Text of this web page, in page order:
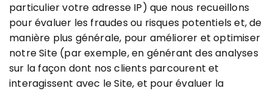
particulier votre adresse IP) que nous recueillons
pour évaluer les fraudes ou risques potentiels et, de
manière plus générale, pour améliorer et optimiser
notre Site (par exemple, en générant des analyses
sur la façon dont nos clients parcourent et
interagissent avec le Site, et pour évaluer la